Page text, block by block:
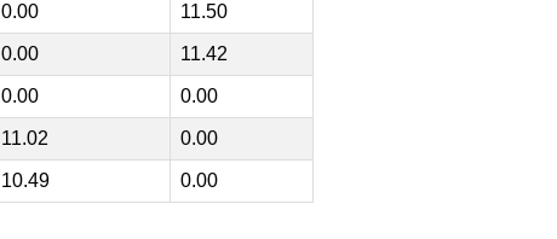
0.00 11.50
0.00 11.42
0.00 0.00
11.02 0.00
10.49 0.00